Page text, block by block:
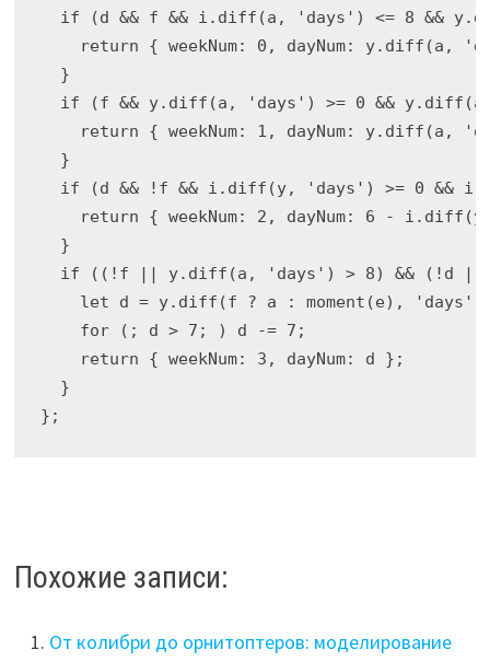
if (d && f && i.diff(a, 'days') <= 8 &&
return { weekNum: 0, dayNum: y.diff(a,
  }
if (f && y.diff(a, 'days') >= 0 &&
return { weekNum: 1, dayNum: y.diff(a,
  }
if (d && !f && i.diff(y, 'days') >= 0 &&
return { weekNum: 2, dayNum: 6 -
  }
if ((!f || y.diff(a, 'days') > 8) && (!d
let d = y.diff(f ? a : moment(e),
    for (; d > 7; ) d -= 7;
    return { weekNum: 3, dayNum: d };
  }
Похожие записи:
От колибри до орнитоптеров: моделирование